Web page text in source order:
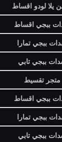
يلا لودو اقساط
ببجي اقساط
ببجي تمارا
ببجي تابي
متجر تقسيط
ببجي اقساط
ببجي تمارا
ببجي تابي